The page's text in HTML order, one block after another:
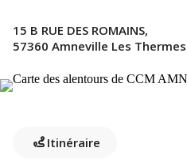
15 B RUE DES ROMAINS,
57360 Amneville Les Thermes
Itinéraire